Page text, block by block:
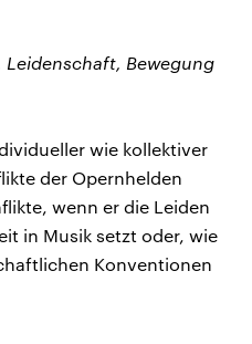
Leidenschaft, Bewegung
wie kollektiver
der Opernhelden
wenn er die Leiden
in Musik setzt oder, wie
Konventionen